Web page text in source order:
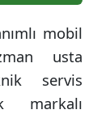
mobil
usta
servis
markalı